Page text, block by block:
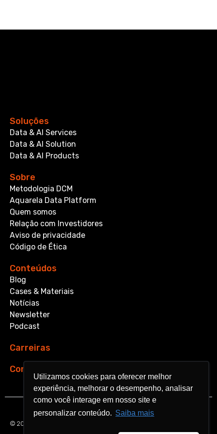
Utilizamos cookies para oferecer melhor
experiência, melhorar o desempenho, analisar
como você interage em nosso site e
personalizar conteúdo. Saiba mais
Utilizamos cookies para oferecer melhor
experiência, melhorar o desempenho, analisar
como você interage em nosso site e
personalizar conteúdo. Saiba mais
Soluções
Data & AI Services
Data & AI Solution
Data & AI Products
Sobre
Metodologia DCM
Aquarela Data Platform
Quem somos
Relação com Investidores
Aviso de privacidade
Código de Ética
Conteúdos
Blog
Cases & Materiais
Notícias
Newsletter
Podcast
Carreiras
Contato
© 2026 Aquarela Analytics. All rights reserved.